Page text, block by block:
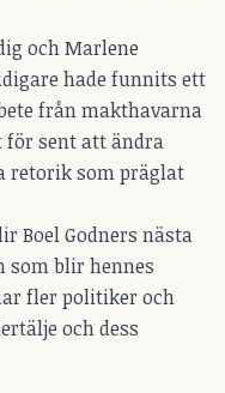
och Marlene
hade funnits ett
från makthavarna
för sent att ändra
retorik som präglat
Boel Godners nästa
som blir hennes
fler politiker och
och dess